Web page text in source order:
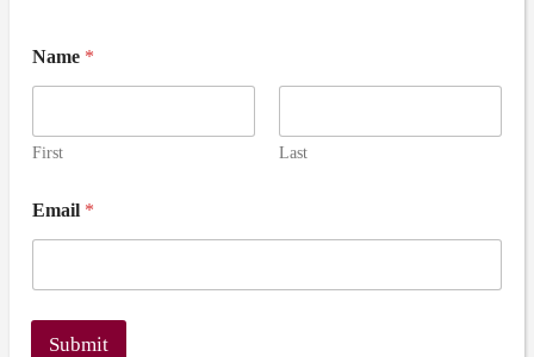
Name *
First Last
Email *
Submit